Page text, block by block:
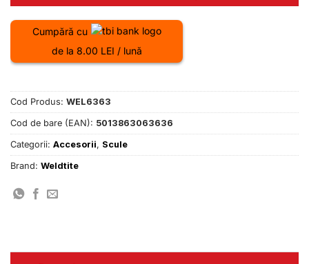
Cumpără cu
de la 8.00 LEI / lună
Cod Produs: WEL6363
Cod de bare (EAN): 5013863063636
Categorii: Accesorii, Scule
Brand: Weldtite